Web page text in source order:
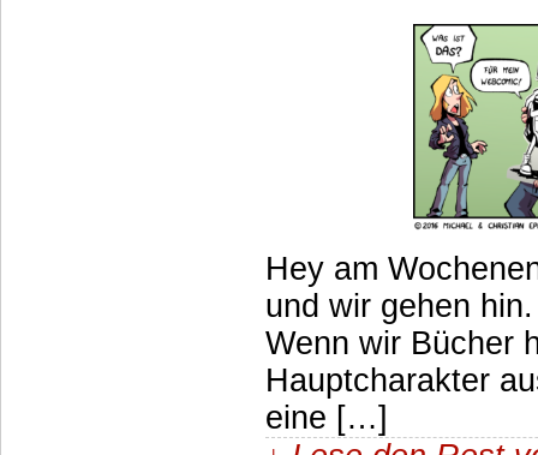
Hey am
und wir gehen
Wenn wir Bücher
Hauptcharakter
eine […]